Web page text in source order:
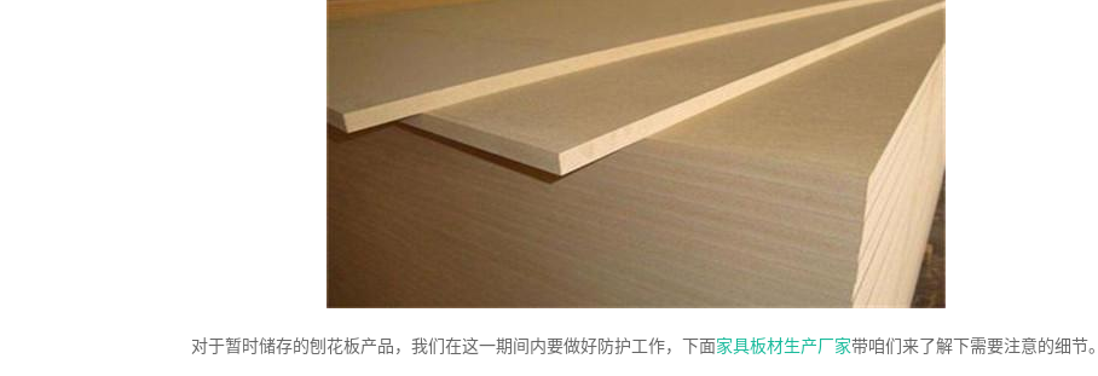
对于暂时储存的刨花板产品，我们在这一期间内要做好防护工作，下面家具板材生产厂家带咱们来了解下需要注意的细节。